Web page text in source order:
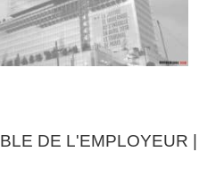
DE L'EMPLOYEUR |